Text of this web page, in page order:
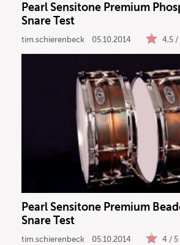
Keyboard
PA
Ergebnisse
Pearl Sensitone Premium
Snare Test
tim.schierenbeck 05.10.2014 4,5 /
Pearl Sensitone Premium
Snare Test
tim.schierenbeck 05.10.2014 4 / 5